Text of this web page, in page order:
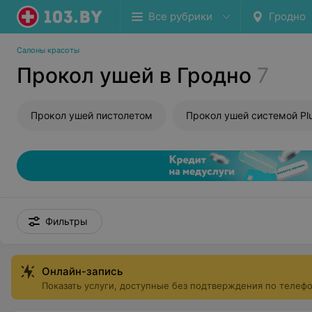
Все рубрики Гродно
Салоны красоты
Прокол ушей в Гродно 7
Прокол ушей пистолетом Прокол ушей системой
Фильтры
Онлайн-запись
Показать услуги, доступные без подтверждения по